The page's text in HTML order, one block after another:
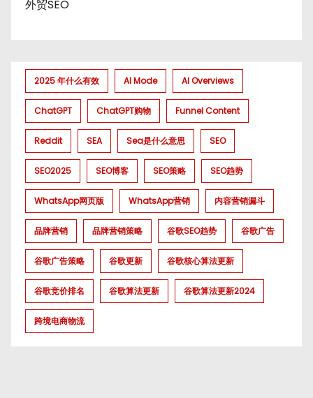
外贸SEO
2025 年什么有效 AI Mode AI Overviews
ChatGPT ChatGPT购物 Funnel Content
Reddit SEA Sea是什么意思 SEO
SEO2025 SEO博客 SEO策略 SEO趋势
WhatsApp网页版 WhatsApp营销 内容营销漏斗
品牌营销 品牌营销策略 谷歌SEO趋势 谷歌广告
谷歌广告策略 谷歌更新 谷歌核心算法更新
谷歌竞价排名 谷歌算法更新 谷歌算法更新2024
跨境电商物流